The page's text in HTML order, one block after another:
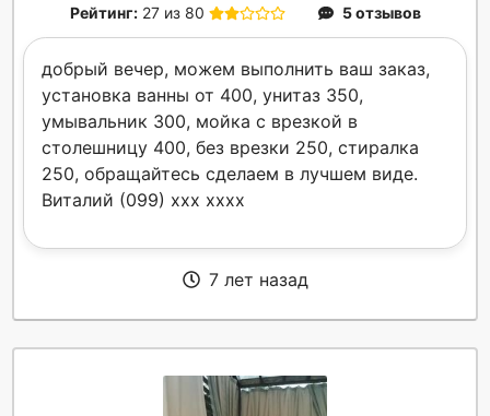
Рейтинг: 27 из 80 5 отзывов
добрый вечер, можем выполнить ваш заказ,
установка ванны от 400, унитаз 350,
умывальник 300, мойка с врезкой в
столешницу 400, без врезки 250, стиралка
250, обращайтесь сделаем в лучшем виде.
Виталий (099) xxx xxxx
7 лет назад